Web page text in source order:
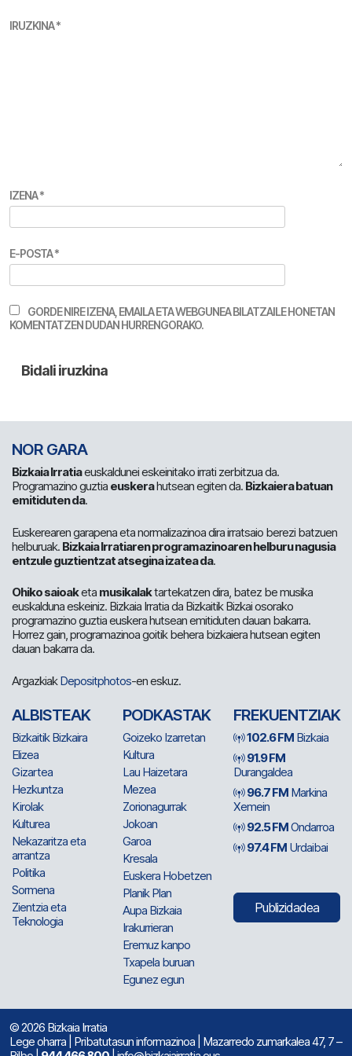
IRUZKINA*
IZENA*
E-POSTA*
GORDE NIRE IZENA, EMAILA ETA WEBGUNEA BILATZAILE HONETAN
KOMENTATZEN DUDAN HURRENGORAKO.
NOR GARA
Bizkaia Irratiaeuskaldunei eskeinitako irrati zerbitzua da.
Programazino guztia euskerahutsean egiten da. Bizkaiera batuan
emitiduten da.
Euskerearen garapena eta normalizazinoa dira irratsaio berezi batzuen
helburuak. Bizkaia Irratiaren programazinoaren helburu nagusia
entzule guztientzat atsegina izatea da.
Ohiko saioaketa musikalaktartekatzen dira, batez be musika
euskalduna eskeiniz. Bizkaia Irratia da Bizkaitik Bizkai osorako
programazino guztia euskera hutsean emitiduten dauan bakarra.
Horrez gain, programazinoa goitik behera bizkaiera hutsean egiten
dauan bakarra da.
ArgazkiakDepositphotos-en eskuz.
ALBISTEAK
Bizkaitik Bizkaira
Elizea
Gizartea
Hezkuntza
Kirolak
Kulturea
Nekazaritza eta
arrantza
Politika
Sormena
Zientzia eta
Teknologia
PODKASTAK
Goizeko Izarretan
Kultura
Lau Haizetara
Mezea
Zorionagurrak
Jokoan
Garoa
Kresala
Euskera Hobetzen
Planik Plan
Aupa Bizkaia
Irakurrieran
Eremuz kanpo
Txapela buruan
Egunez egun
FREKUENTZIAK
102.6 FM Bizkaia
91.9 FM
Durangaldea
96.7 FM Markina
Xemein
92.5 FMOndarroa
97.4 FM Urdaibai
Publizidadea
© 2026 Bizkaia Irratia
Lege oharra Pribatutasun informazinoa | Mazarredo zumarkalea 47, 7 –